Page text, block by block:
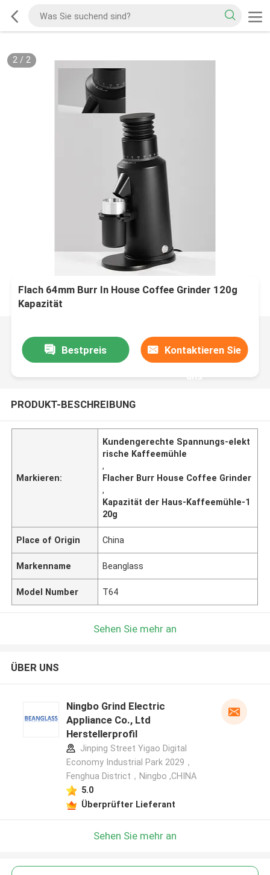
2/ 2
Flach 64mm Burr In House Coffee Grinder 120g
Kapazität
Bestpreis Kontaktieren Sie
uns
PRODUKT-BESCHREIBUNG
Markieren:
Kundengerechte Spannungs-elekt
rische Kaffeemühle
,
Flacher Burr House Coffee Grinder
,
Kapazität der Haus-Kaffeemühle-1
20g
Place of Origin China
Markenname Beanglass
Model Number T64
Sehen Sie mehr an
ÜBER UNS
Ningbo Grind Electric
Appliance Co., Ltd
Herstellerprofil
Jinping Street Yigao Digital
Economy Industrial Park 2029，
Fenghua District，Ningbo ,CHINA
5.0
Überprüfter Lieferant
Sehen Sie mehr an